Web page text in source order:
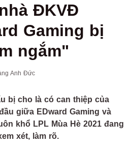
ĐKVĐ
Gaming bị
ngắm"
Anh Đức
bị cho là có can thiệp của
giữa EDward Gaming và
khổ LPL Mùa Hè 2021 đang
xét, làm rõ.